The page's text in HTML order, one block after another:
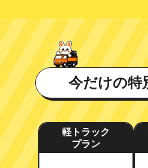
今だけの特
軽トラック
プラン